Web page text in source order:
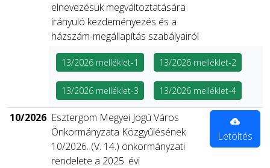
elnevezésük megváltoztatására
irányuló kezdeményezés és a
házszám-megállapítás szabályairól
13/2026 melléklet-1 13/2026 melléklet-2
13/2026 melléklet-3 13/2026 melléklet-4
10/2026 Esztergom Megyei Jogú Város
Önkormányzata Közgyűlésének
10/2026. (V. 14.) önkormányzati
rendelete a 2025. évi
Letöltés